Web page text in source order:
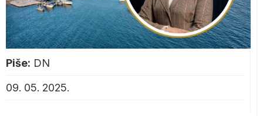
Piše: DN
09. 05. 2025.